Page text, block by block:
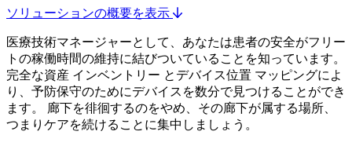
ソリューションの概要を表示
医療技術マネージャーとして、あなたは患者の安全がフリー
トの稼働時間の維持に結びついていることを知っています。
完全な資産 インベントリー とデバイス位置 マッピングによ
り、予防保守のためにデバイスを数分で見つけることができ
ます。 廊下を徘徊するのをやめ、その廊下が属する場所、
つまりケアを続けることに集中しましょう。